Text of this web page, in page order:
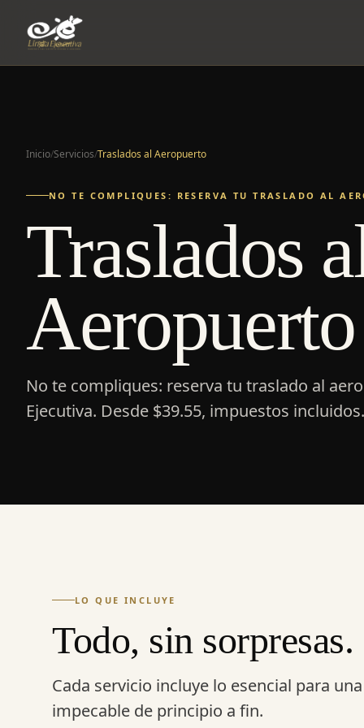
Inicio/Servicios/Traslados al Aeropuerto
NO TE COMPLIQUES: RESERVA TU TRASLADO AL
Traslados
Aeropuerto
No te compliques: reserva tu traslado al
Ejecutiva. Desde $39.55, impuestos incluidos.
LO QUE INCLUYE
Todo, sin sorpresas.
Cada servicio incluye lo esencial para
impecable de principio a fin.